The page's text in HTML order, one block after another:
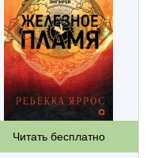
Читать бесплатно